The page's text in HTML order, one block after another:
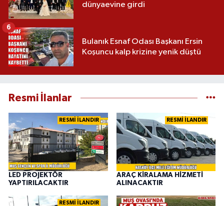
dünyaevine girdi
Bulanık Esnaf Odası Başkanı Ersin
Koşuncu kalp krizine yenik düştü
6
Resmi İlanlar
RESMİ İLANDIR
LED PROJEKTÖR
YAPTIRILACAKTIR
RESMİ İLANDIR
ARAÇ KİRALAMA HİZMETİ
ALINACAKTIR
RESMİ İLANDIR